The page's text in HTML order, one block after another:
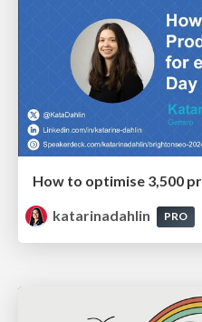
katarinadahlin
PRO